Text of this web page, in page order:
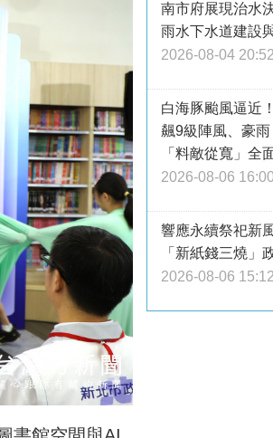
南市府展現治水
雨水下水道建設
2026-08-04 20:52
白海豚颱風逼近
飆9級陣風、豪
「料敵從寬」全
2026-08-06 16:00
響應永續祭祀新
「新紙錢三燒」
2026-08-06 15:12